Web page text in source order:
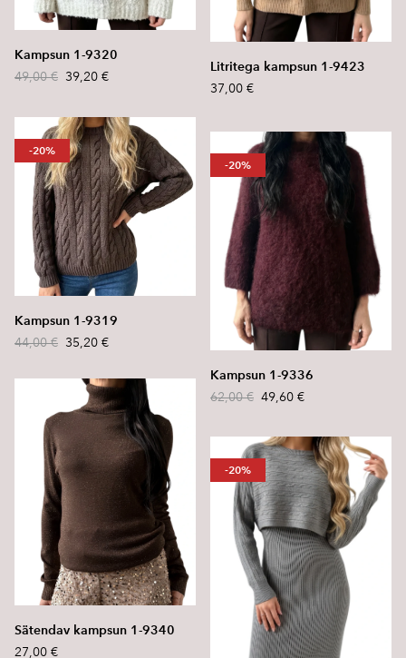
Kampsun 1-9320
49,00 € 39,20 €
Litritega kampsun 1-9423
37,00 €
-20%
Kampsun 1-9319
44,00 € 35,20 €
-20%
Kampsun 1-9336
62,00 € 49,60 €
Sätendav kampsun 1-9340
27,00 €
-20%